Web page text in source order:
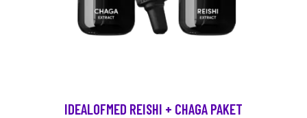
IDEALOFMED REISHI + CHAGA PAKET